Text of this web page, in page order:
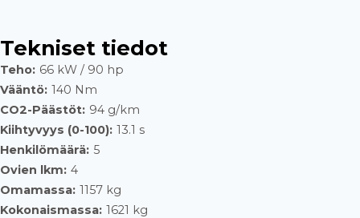
Tekniset tiedot
Teho: 66 kW / 90 hp
Vääntö: 140 Nm
CO2-Päästöt: 94 g/km
Kiihtyvyys (0-100): 13.1 s
Henkilömäärä: 5
Ovien lkm: 4
Omamassa: 1157 kg
Kokonaismassa: 1621 kg